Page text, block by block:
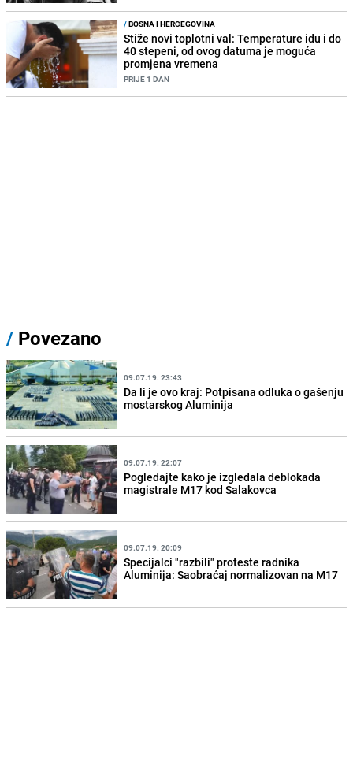
/BOSNA I HERCEGOVINA
Stiže novi toplotni val: Temperature idu i do
40 stepeni, od ovog datuma je moguća
promjena vremena
PRIJE 1 DAN
/ Povezano
09.07.19. 23:43
Da li je ovo kraj: Potpisana odluka o gašenju
mostarskog Aluminija
09.07.19. 22:07
Pogledajte kako je izgledala deblokada
magistrale M17 kod Salakovca
09.07.19. 20:09
Specijalci "razbili" proteste radnika
Aluminija: Saobraćaj normalizovan na M17